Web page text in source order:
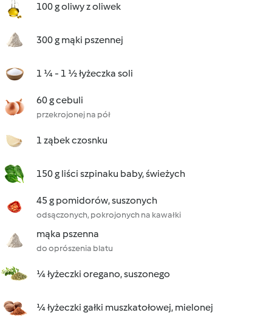
100 g oliwy z oliwek
300 g mąki pszennej
1 ¼ - 1 ½ łyżeczka soli
60 g cebuli
przekrojonej na pół
1 ząbek czosnku
150 g liści szpinaku baby, świeżych
45 g pomidorów, suszonych
odsączonych, pokrojonych na kawałki
mąka pszenna
do oprószenia blatu
¼ łyżeczki oregano, suszonego
¼ łyżeczki gałki muszkatołowej, mielonej